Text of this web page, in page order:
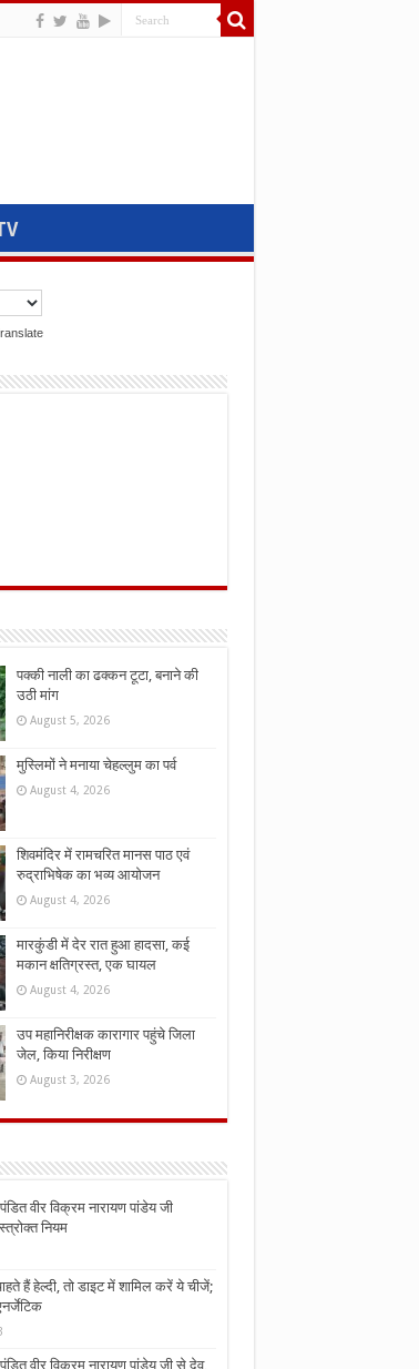
पक्की नाली का ढक्कन टूटा, बनाने की
उठी मांग
August 5, 2026
मुस्लिमों ने मनाया चेहल्लुम का पर्व
August 4, 2026
शिवमंदिर में रामचरित मानस पाठ एवं
रुद्राभिषेक का भव्य आयोजन
August 4, 2026
मारकुंडी में देर रात हुआ हादसा, कई
मकान क्षतिग्रस्त, एक घायल
August 4, 2026
उप महानिरीक्षक कारागार पहुंचे जिला
जेल, किया निरीक्षण
August 3, 2026
वीर विक्रम नारायण पांडेय जी
नियम
हैं हेल्दी, तो डाइट में शामिल करें ये चीजें;
वीर विक्रम नारायण पांडेय जी से देव,